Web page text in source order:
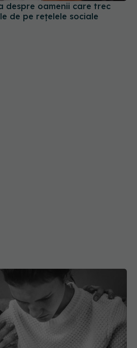
despre oamenii care trec
de pe rețelele sociale